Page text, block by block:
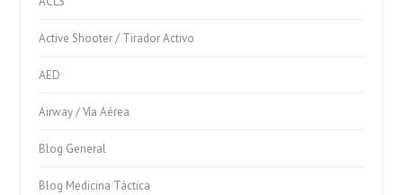
Active Shooter / Tirador Activo
AED
Airway / Vía Aérea
Blog General
Blog Medicina Táctica